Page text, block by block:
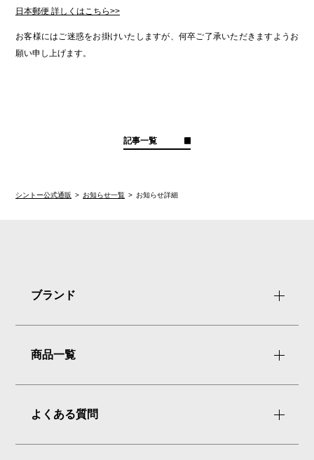
日本郵便 詳しくはこちら>>
お客様にはご迷惑をお掛けいたしますが、何卒ご了承いただきますようお
願い申し上げます。
記事一覧
シントー公式通販 お知らせ一覧 お知らせ詳細
ブランド
商品一覧
よくある質問